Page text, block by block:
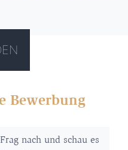
Bewerbung
Frag nach und schau es